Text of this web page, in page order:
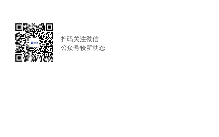
扫码关注微信
公众号较新动态